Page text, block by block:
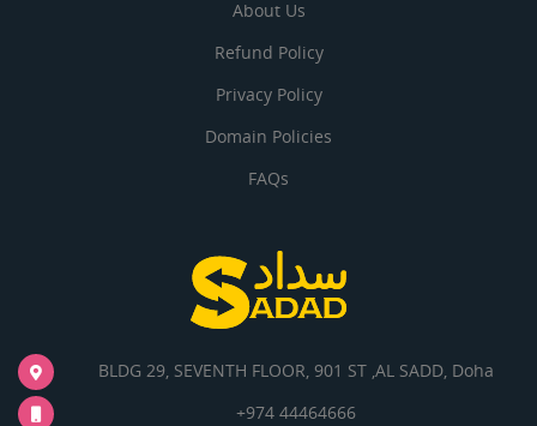
About Us
Refund Policy
Privacy Policy
Domain Policies
FAQs
BLDG 29, SEVENTH FLOOR, 901 ST ,AL SADD, Doha
+974 44464666